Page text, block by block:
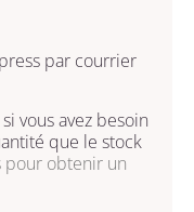
par courrier
vous avez besoin
que le stock
pour obtenir un